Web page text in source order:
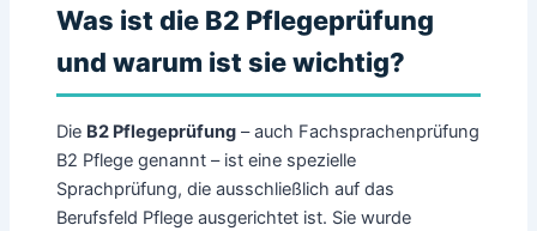
Was ist die B2 Pflegeprüfung
und warum ist sie wichtig?
Die B2 Pflegeprüfung – auch Fachsprachenprüfung
B2 Pflege genannt – ist eine spezielle
Sprachprüfung, die ausschließlich auf das
Berufsfeld Pflege ausgerichtet ist. Sie wurde